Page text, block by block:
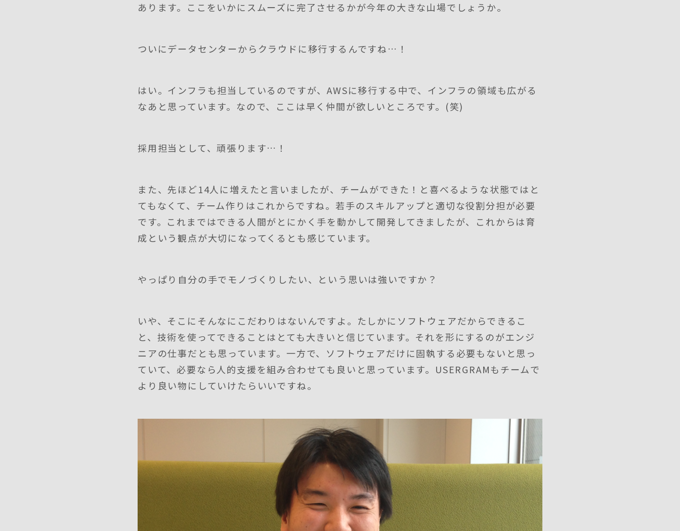
あります。ここをいかにスムーズに完了させるかが今年の大きな山場でしょうか。
ついにデータセンターからクラウドに移行するんですね…！
はい。インフラも担当しているのですが、AWSに移行する中で、インフラの領域も広がる
なあと思っています。なので、ここは早く仲間が欲しいところです。(笑)
採用担当として、頑張ります…！
また、先ほど14人に増えたと言いましたが、チームができた！と喜べるような状態ではと
てもなくて、チーム作りはこれからですね。若手のスキルアップと適切な役割分担が必要
です。これまではできる人間がとにかく手を動かして開発してきましたが、これからは育
成という観点が大切になってくるとも感じています。
やっぱり自分の手でモノづくりしたい、という思いは強いですか？
いや、そこにそんなにこだわりはないんですよ。たしかにソフトウェアだからできるこ
と、技術を使ってできることはとても大きいと信じています。それを形にするのがエンジ
ニアの仕事だとも思っています。一方で、ソフトウェアだけに固執する必要もないと思っ
ていて、必要なら人的支援を組み合わせても良いと思っています。USERGRAMもチームで
より良い物にしていけたらいいですね。